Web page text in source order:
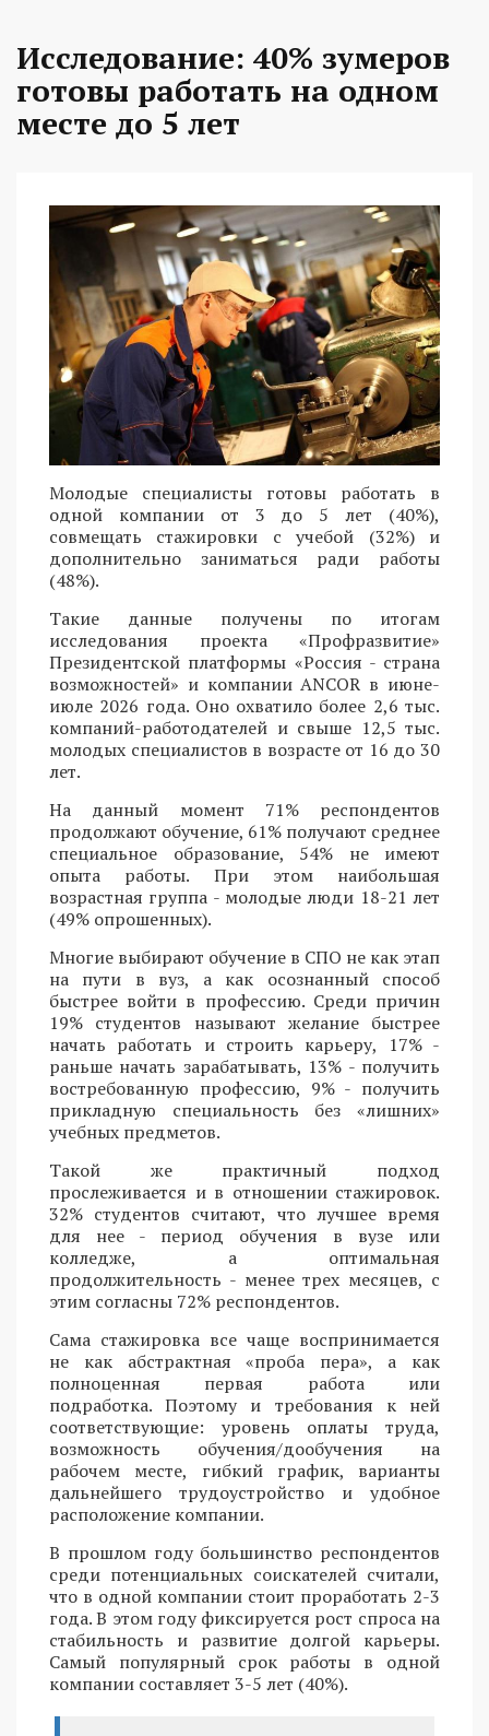
Исследование: 40% зумеров
готовы работать на одном
месте до 5 лет
Молодые специалисты готовы работать в
одной компании от 3 до 5 лет (40%),
совмещать стажировки с учебой (32%) и
дополнительно заниматься ради работы
(48%).
Такие данные получены по итогам
исследования проекта «Профразвитие»
Президентской платформы «Россия - страна
возможностей» и компании ANCOR в июне-
июле 2026 года. Оно охватило более 2,6 тыс.
компаний-работодателей и свыше 12,5 тыс.
молодых специалистов в возрасте от 16 до 30
лет.
На данный момент 71% респондентов
продолжают обучение, 61% получают среднее
специальное образование, 54% не имеют
опыта работы. При этом наибольшая
возрастная группа - молодые люди 18-21 лет
(49% опрошенных).
Многие выбирают обучение в СПО не как этап
на пути в вуз, а как осознанный способ
быстрее войти в профессию. Среди причин
19% студентов называют желание быстрее
начать работать и строить карьеру, 17% -
раньше начать зарабатывать, 13% - получить
востребованную профессию, 9% - получить
прикладную специальность без «лишних»
учебных предметов.
Такой же практичный подход
прослеживается и в отношении стажировок.
32% студентов считают, что лучшее время
для нее - период обучения в вузе или
колледже, а оптимальная
продолжительность - менее трех месяцев, с
этим согласны 72% респондентов.
Сама стажировка все чаще воспринимается
не как абстрактная «проба пера», а как
полноценная первая работа или
подработка. Поэтому и требования к ней
соответствующие: уровень оплаты труда,
возможность обучения/дообучения на
рабочем месте, гибкий график, варианты
дальнейшего трудоустройство и удобное
расположение компании.
В прошлом году большинство респондентов
среди потенциальных соискателей считали,
что в одной компании стоит проработать 2-3
года. В этом году фиксируется рост спроса на
стабильность и развитие долгой карьеры.
Самый популярный срок работы в одной
компании составляет 3-5 лет (40%).